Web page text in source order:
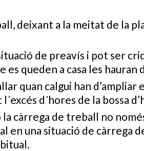
deixant a la meitat de la
de preavís i pot ser
queden a casa les hauran
quan calgui han d’ampliar
d´hores de la bossa
càrrega de treball no
en una situació de càrrega